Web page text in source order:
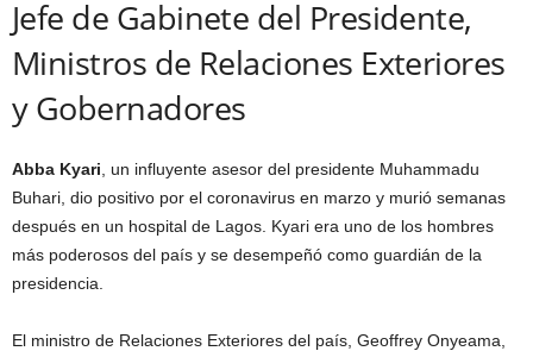
Jefe de Gabinete del Presidente,
Ministros de Relaciones Exteriores
y Gobernadores
Abba Kyari , un influyente asesor del presidente Muhammadu
Buhari, dio positivo por el coronavirus en marzo y murió semanas
después en un hospital de Lagos. Kyari era uno de los hombres
más poderosos del país y se desempeñó como guardián de la
presidencia.
El ministro de Relaciones Exteriores del país, Geoffrey Onyeama,